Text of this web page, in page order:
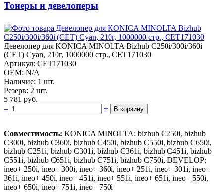
Тонеры и девелоперы
Дев­елопер для KONICA MINOLTA Bizh­ub C250i/300i/360i
(CET) Cyan,­ 210г, 1000000 стр., CET171030­
Артикул: CET171030
OEM: N/A
Наличие: 1 шт.
Резерв: 2 шт.
5 781 руб.
–
+ В корзину
Совместимость: KONICA MINOLTA: bizhub C250i, bizhub
C300i, bizhub C360i, bizhub C450i, bizhub C550i, bizhub C650i,
bizhub C251i, bizhub C301i, bizhub C361i, bizhub C451i, bizhub
C551i, bizhub C651i, bizhub C751i, bizhub C750i, DEVELOP:
ineo+ 250i, ineo+ 300i, ineo+ 360i, ineo+ 251i, ineo+ 301i, ineo+
361i, ineo+ 450i, ineo+ 451i, ineo+ 551i, ineo+ 651i, ineo+ 550i,
ineo+ 650i, ineo+ 751i, ineo+ 750i